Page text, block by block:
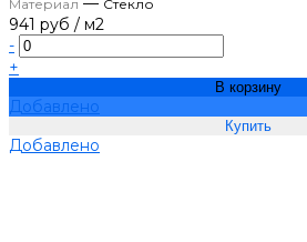
Материал Стекло
941 руб / м2
-
+
В корзину
Добавлено
Добавлено